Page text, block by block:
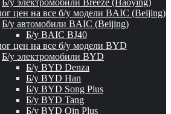
Б/у электромобили Breeze (Haoying)
цен на все б/у модели BAIC (Beijing)
Б/у автомобили BAIC (Beijing)
Б/у BAIC BJ40
цен на все б/у модели BYD
Б/у электромобили BYD
Б/у BYD Denza
Б/у BYD Han
Б/у BYD Song Plus
Б/у BYD Tang
Б/у BYD Qin Plus